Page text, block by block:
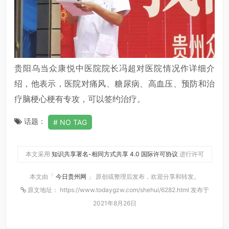
贵阳乌当众康悦中医院院长冯超对医院情况作详细介
绍，他表示，医院对痛风、糖尿病、高血压、预防和治
疗脑梗心梗有专攻，可以签约治疗。
话题： NO TAG
本文采用 知识共享署名-相同方式共享 4.0 国际许可协议 进行许可
本文由「 今日贵州网 」 原创或整理后发布，欢迎分享和转发。
原文地址： https://www.todaygzw.com/shehui/6282.html 发布于
2021年8月26日